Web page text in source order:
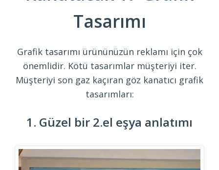
Tasarımı
Grafik tasarımı ürününüzün reklamı için çok
önemlidir. Kötü tasarımlar müşteriyi iter.
Müşteriyi son gaz kaçıran göz kanatıcı grafik
tasarımları:
1. Güzel bir 2.el eşya anlatımı